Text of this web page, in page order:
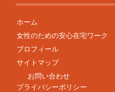
ホーム
女性のための安心在宅ワーク
プロフィール
サイトマップ
お問い合わせ
プライバシーポリシー